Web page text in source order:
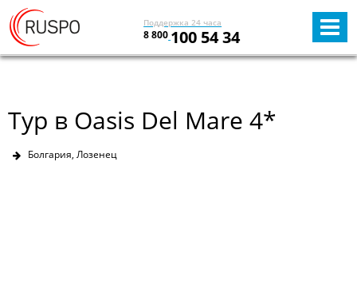
Поддержка 24 часа
8 800 100 54 34
Тур в Oasis Del Mare 4*
Болгария, Лозенец